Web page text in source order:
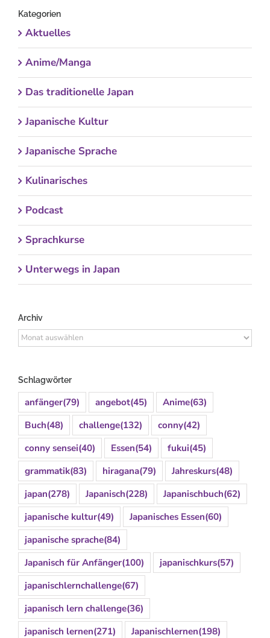
Kategorien
Aktuelles
Anime/Manga
Das traditionelle Japan
Japanische Kultur
Japanische Sprache
Kulinarisches
Podcast
Sprachkurse
Unterwegs in Japan
Archiv
Archiv
Schlagwörter
anfänger(79) angebot(45) Anime(63)
Buch(48) challenge(132) conny(42)
conny sensei(40) Essen(54) fukui(45)
grammatik(83) hiragana(79) Jahreskurs(48)
japan(278) Japanisch(228) Japanischbuch(62)
japanische kultur(49) Japanisches Essen(60)
japanische sprache(84)
Japanisch für Anfänger(100) japanischkurs(57)
japanischlernchallenge(67)
japanisch lern challenge(36)
japanisch lernen(271) Japanischlernen(198)